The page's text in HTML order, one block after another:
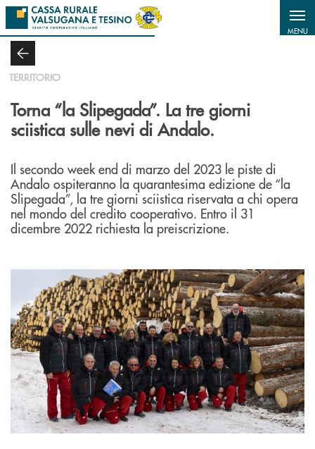
Salta al contenuto principale
MENU
TERRITORIO
Torna “la Slipegada”. La tre giorni
sciistica sulle nevi di Andalo.
Il secondo week end di marzo del 2023 le piste di
Andalo ospiteranno la quarantesima edizione de “la
Slipegada”, la tre giorni sciistica riservata a chi opera
nel mondo del credito cooperativo. Entro il 31
dicembre 2022 richiesta la preiscrizione.